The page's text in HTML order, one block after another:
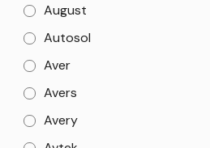
August
Autosol
Aver
Avers
Avery